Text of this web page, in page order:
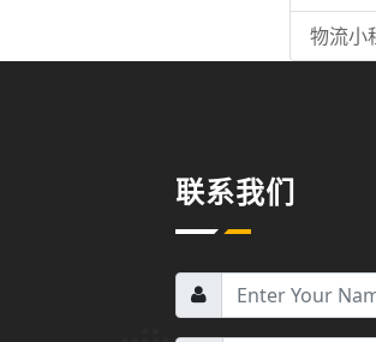
物流小
联系我们